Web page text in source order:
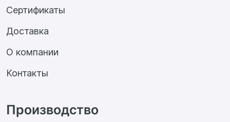
Производство
Сертификаты
Доставка
О компании
Контакты